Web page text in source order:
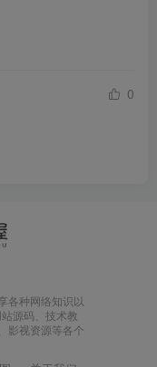
0
各种网络知识以
源码、技术教
影视资源等各个